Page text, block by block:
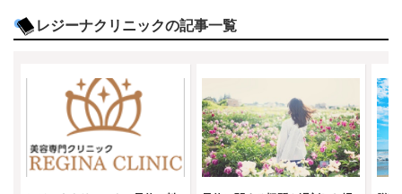
レジーナクリニックの記事一覧